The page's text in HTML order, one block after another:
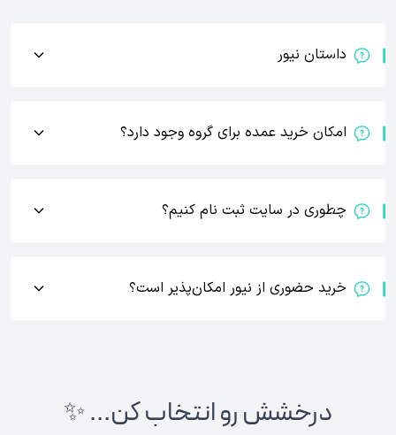
داستان نیور
امکان خرید عمده برای گروه وجود دارد؟
چطوری در سایت ثبت نام کنیم؟
خرید حضوری از نیور امکان‌پذیر است؟
درخشش رو انتخاب کن... ✨